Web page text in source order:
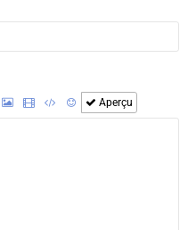
Aperçu